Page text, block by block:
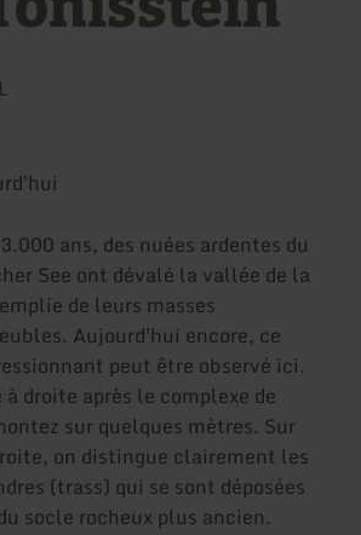
ans, des nuées ardentes du
See ont dévalé la vallée de la
de leurs masses
Aujourd'hui encore, ce
peut être observé ici.
droite après le complexe de
sur quelques mètres. Sur
on distingue clairement les
(trass) qui se sont déposées
socle rocheux plus ancien.